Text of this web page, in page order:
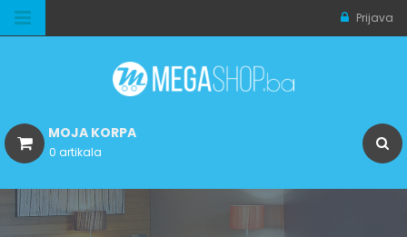
Prijava
MOJA KORPA
0 artikala